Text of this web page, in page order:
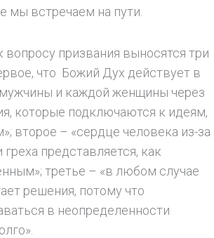
мы встречаем на пути.
призвания выносятся три
что Божий Дух действует в
и каждой женщины через
которые подключаются к идеям,
второе – «сердце человека из-за
представляется, как
третье – «в любом случае
решения, потому что
в неопределенности